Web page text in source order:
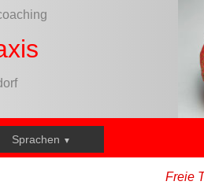
Freie
Sprachen ▼